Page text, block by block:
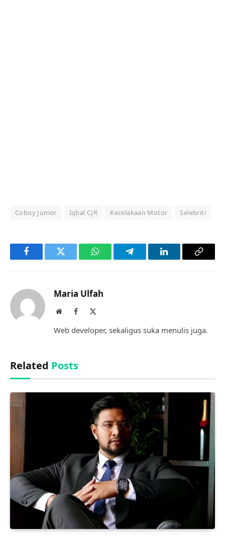
Coboy Junior Iqbal CJR Kecelakaan Motor Selebriti
FacebookTwitter WhatsAppTelegramLinkedInCopy
Maria Ulfah
WebsiteFacebook
Web developer, sekaligus suka menulis juga.
Related Posts